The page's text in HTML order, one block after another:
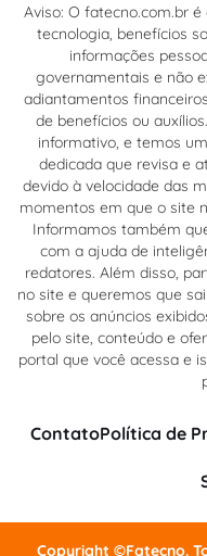
Aviso: O fatecno.com.br
tecnologia, benefícios
informações
governamentais e não
adiantamentos
de benefícios ou
informativo, e temos
dedicada que revisa e
devido à velocidade das
momentos em que o site
Informamos também
com a ajuda de
redatores. Além disso,
no site e queremos que
sobre os anúncios
pelo site, conteúdo e
portal que você acessa e
ContatoPolítica de
Copyright ©Fatecno.